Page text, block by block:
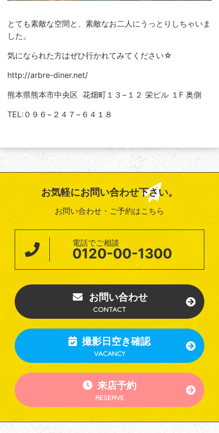
とても素敵な空間と、素敵なお二人にうっとりしちゃいま
した。
気になられた方はぜひ行かれてみてください☆
http://arbre-diner.net/
熊本県熊本市中央区 花畑町１３−１２ 栄ビル １F 奥側
TEL:０９６−２４７−６４１８
お気軽にお問い合わせ下さい。
お問い合わせ・ご予約はこちら
電話でご相談
0120-00-1300
お問い合わせ
CONTACT
撮影日空き確認
VACANCY
来店予約
RESERVE